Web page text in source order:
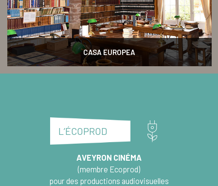
CASA EUROPEA
L’ÉCOPROD
AVEYRON CINÉMA
(membre Ecoprod)
pour des productions audiovisuelles